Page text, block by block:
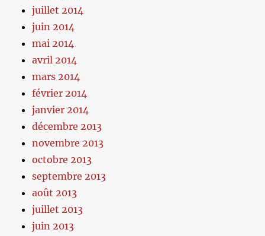
juillet 2014
juin 2014
mai 2014
avril 2014
mars 2014
février 2014
janvier 2014
décembre 2013
novembre 2013
octobre 2013
septembre 2013
août 2013
juillet 2013
juin 2013